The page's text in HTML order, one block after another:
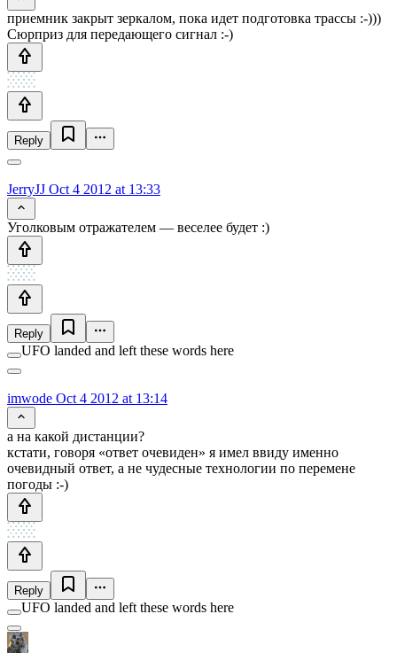
приемник закрыт зеркалом, пока идет подготовка трассы :-)))
Сюрприз для передающего сигнал :-)
Reply
JerryJJ Oct 4 2012 at 13:33
Уголковым отражателем — веселее будет :)
Reply
UFO landed and left these words here
imwode Oct 4 2012 at 13:14
а на какой дистанции?
кстати, говоря «ответ очевиден» я имел ввиду именно
очевидный ответ, а не чудесные технологии по перемене
погоды :-)
Reply
UFO landed and left these words here